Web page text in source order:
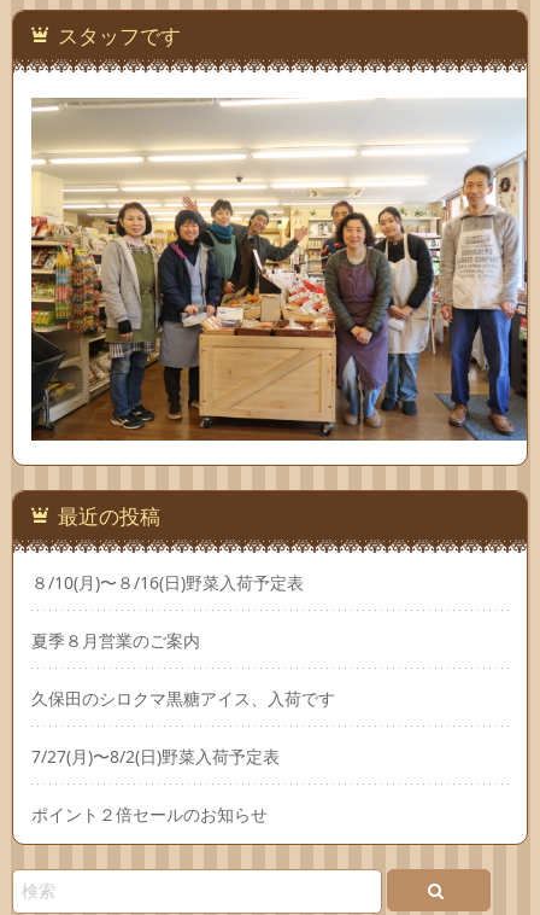
スタッフです
最近の投稿
８/10(月)〜８/16(日)野菜入荷予定表
夏季８月営業のご案内
久保田のシロクマ黒糖アイス、入荷です
7/27(月)〜8/2(日)野菜入荷予定表
ポイント２倍セールのお知らせ